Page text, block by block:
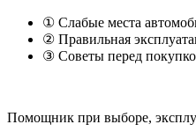
① Слабые места
② Правильная
③ Советы перед
Помощник при выборе,